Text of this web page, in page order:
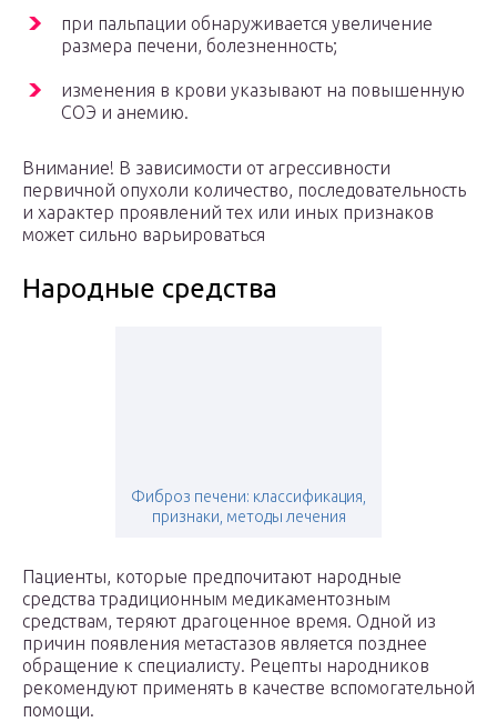
при пальпации обнаруживается увеличение
размера печени, болезненность;
изменения в крови указывают на повышенную
СОЭ и анемию.
Внимание! В зависимости от агрессивности
первичной опухоли количество, последовательность
и характер проявлений тех или иных признаков
может сильно варьироваться
Народные средства
Фиброз печени: классификация,
признаки, методы лечения
Пациенты, которые предпочитают народные
средства традиционным медикаментозным
средствам, теряют драгоценное время. Одной из
причин появления метастазов является позднее
обращение к специалисту. Рецепты народников
рекомендуют применять в качестве вспомогательной
помощи.